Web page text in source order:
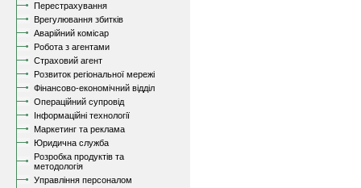
Перестрахування
Врегулювання збитків
Аварійний комісар
Робота з агентами
Страховий агент
Розвиток регіональної мережі
Фінансово-економічний відділ
Операційний супровід
Інформаційні технології
Маркетинг та реклама
Юридична служба
Розробка продуктів та
методологія
Управління персоналом